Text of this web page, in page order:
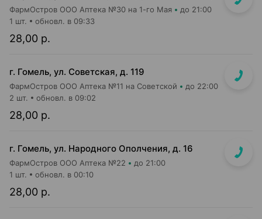
ФармОстров ООО Аптека №30 на 1-го Мая до 21:00
28,00 р.
1 шт. обновл. в 09:33
г. Гомель, ул. Советская, д. 119
ФармОстров ООО Аптека №11 на Советской до 22:00
28,00 р.
2 шт. обновл. в 09:02
г. Гомель, ул. Народного Ополчения, д. 16
ФармОстров ООО Аптека №22 до 21:00
28,00 р.
1 шт. обновл. в 00:10